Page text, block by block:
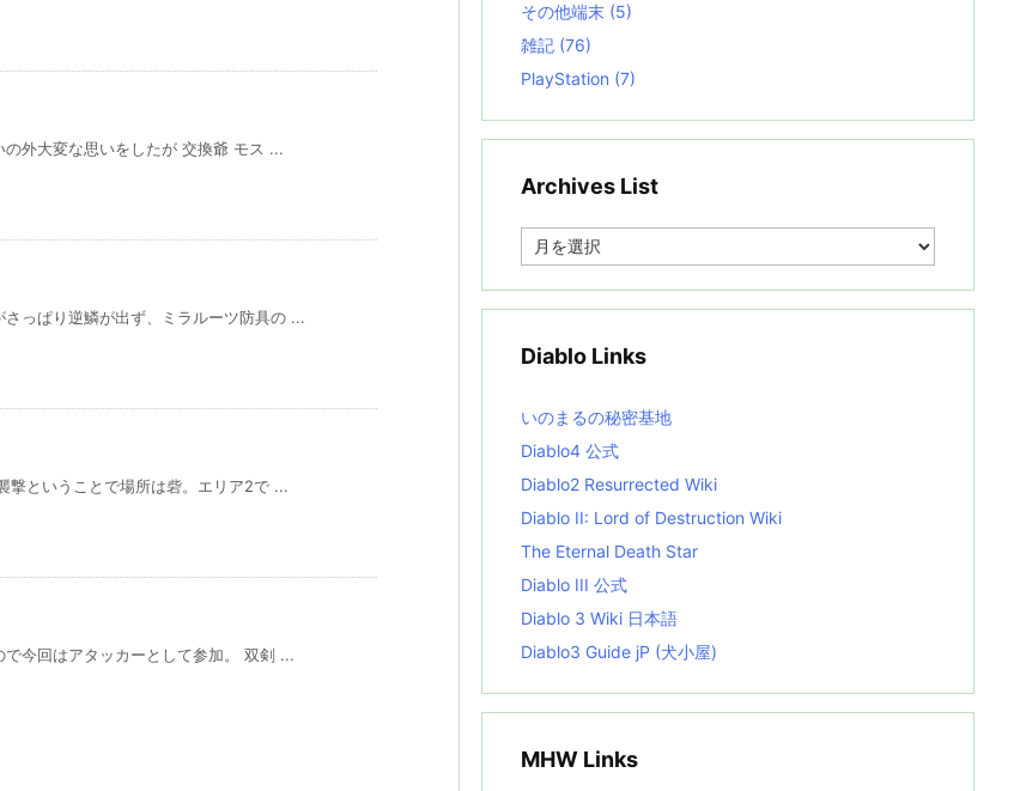
外大変な思いをしたが 交換爺 モス ...
っぱり逆鱗が出ず、ミラルーツ防具の ...
撃ということで場所は砦。エリア2で ...
今回はアタッカーとして参加。 双剣 ...
その他端末 (5)
雑記 (76)
PlayStation (7)
Archives List
e
i
s
t
Diablo Links
いのまるの秘密基地
Diablo4 公式
Diablo2 Resurrected Wiki
Diablo II: Lord of Destruction Wiki
The Eternal Death Star
Diablo III 公式
Diablo 3 Wiki 日本語
Diablo3 Guide jP (犬小屋)
MHW Links